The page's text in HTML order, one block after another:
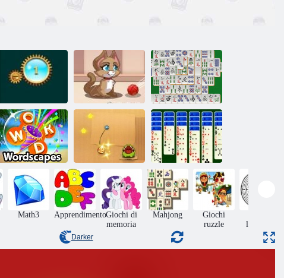
Gem sabbiatura Kitty Bolle
Mahjong Deluxe
Wordscapes Nom Om 2
Solitaire Spider
Math3 ApprendimentoGiochi di
memoria
Mahjong
Giochi
ruzzle
labirinto
Darker